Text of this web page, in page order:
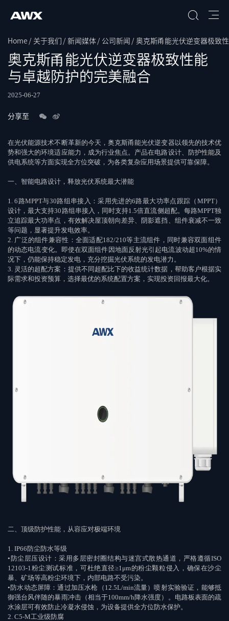
搜索
Home 关于我们 新闻媒体 公司新闻 奥克斯甬能光伏逆变器极致
奥克斯甬能光伏逆变器极致性能
与卓越防护的完美融合
2025-06-27
分享至
在光伏能源技术不断革新的今天，奥克斯甬能光伏逆变器以领先的技术优
势和强大的环境适应能力，成为行业焦点。产品在电路设计、防护性能及
供电系统等方面实现全方位突破，为各类复杂应用场景提供可靠保障。
一、智能电路设计，释放光伏系统最大潜能
1. 6 路MPPT与30路组串接入：采用先进的6路最大功率点跟踪（ MPPT）
设计，最大支持30 路组串接入，同时支持1.5倍直流侧超配。每路MPPT独
立追踪最大功率点，有效解决屋顶朝向差异、阴影遮挡、组件衰减不一致
等问题，显著提升发电效率。
2. 广泛的组件兼容性：全面适配182/210等主流组件，同时兼容双面组件
的动态电流变化。即使在双面组件因地面反射光引起电流波动超10%的情
况下，仍能保持稳定发电，充分挖掘光伏系统的发电潜力。
3. 灵活的超配方案：提供不同超配比下的收益统计数据，帮助客户根据实
际需求和投资预算，选择最优的系统配置方案，实现投资回报最大化。
二、顶级防护性能，从容应对极端环境
1. IP66防尘防水等级
• 防尘层压设计：采用多层密封圈结构与迷宫式散热通道，严格遵循ISO
12103-1粉尘测试标准，可杜绝直径≥1μm的粉尘颗粒侵入，确保在沙尘
暴、矿场等高粉尘环境下，内部电路不受污染。
•防水动态屏障：通过加压水枪（ 12.5L/min流量）喷射实验验证，能够抵
御强台风伴随的暴雨冲击（相当于100mm/h降水强度）。电路板表面的疏
水涂层可有效防止冷凝水侵蚀，为设备提供全方位防水保护。
2. C5-M工业级防腐